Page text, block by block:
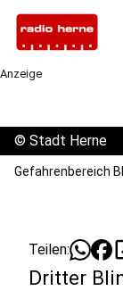
Anzeige
© Stadt Herne
Gefahrenbereich
Teilen:
Dritter